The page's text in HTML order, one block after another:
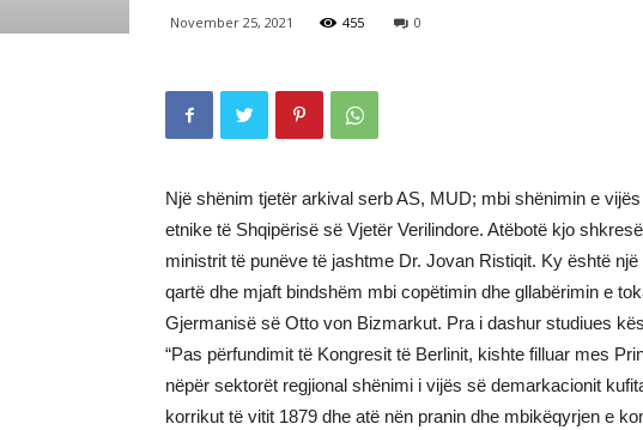
November 25, 2021 455 0
Një shënim tjetër arkival serb AS, MUD; mbi shënimin e
etnike të Shqipërisë së Vjetër Verilindore. Atëbotë kjo
ministrit të punëve të jashtme Dr. Jovan Ristiqit. Ky është
qartë dhe mjaft bindshëm mbi copëtimin dhe gllabërimin e
Gjermanisë së Otto von Bizmarkut. Pra i dashur studiues
“Pas përfundimit të Kongresit të Berlinit, kishte filluar mes
nëpër sektorët regjional shënimi i vijës së demarkacionit
korrikut të vitit 1879 dhe atë nën pranin dhe mbikëqyrjen e